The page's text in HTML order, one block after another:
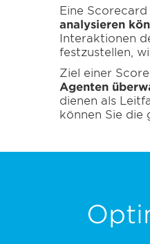
Eine
analysieren
Interaktionen
festzustellen,
Ziel einer
Agenten
dienen als
können Sie die